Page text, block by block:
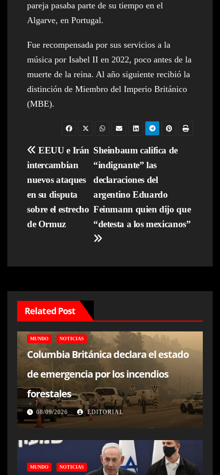
pareja pasaba parte de su tiempo en el
Algarve, en Portugal.
Fue recompensada por sus servicios a la
música por Isabel II en 2022, poco antes de la
muerte de la reina. Al año siguiente recibió la
distinción de Miembro del Imperio Británico
(MBE).
Navegación
de
entradas
Sheinbaum califica de
“indignante” las
declaraciones del
argentino Eduardo
Feinmann quien dijo que
“detesta a los mexicanos”
EEUU e Irán
intercambian
nuevos ataques
en su disputa
sobre el estrecho
de Ormuz
Related Post
MUNDO NOTICIAS
Columbia Británica declara el estado
de emergencia por los incendios
forestales
08/09/2026 EDITORIAL
MUNDO NOTICIAS